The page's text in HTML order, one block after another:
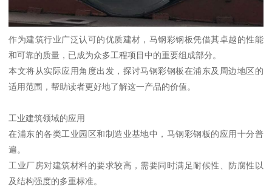
作为建筑行业广泛认可的优质建材，马钢彩钢板凭借其卓越的性能
和可靠的质量，已成为众多工程项目中的重要组成部分。
本文将从实际应用角度出发，探讨马钢彩钢板在浦东及周边地区的
适用范围，帮助读者更好地了解这一产品的价值。
工业建筑领域的应用
在浦东的各类工业园区和制造业基地中，马钢彩钢板的应用十分普
遍。
工业厂房对建筑材料的要求较高，需要同时满足耐候性、防腐性以
及结构强度的多重标准。